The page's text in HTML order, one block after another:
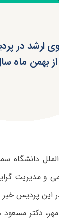
ارشد در
از بهمن ماه سال
دانشگاه
و مدیریت
این پردیس خبر
دکتر مسعود